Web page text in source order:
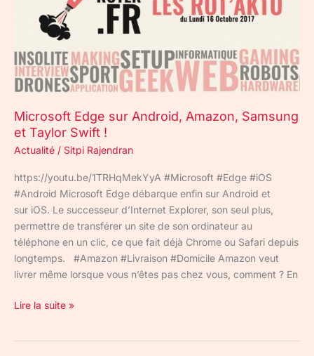
Microsoft Edge sur Android, Amazon, Samsung
et Taylor Swift !
Actualité / Sitpi Rajendran
https://youtu.be/1TRHqMekYyA #Microsoft #Edge #iOS
#Android Microsoft Edge débarque enfin sur Android et
sur iOS. Le successeur d’Internet Explorer, son seul plus,
permettre de transférer un site de son ordinateur au
téléphone en un clic, ce que fait déjà Chrome ou Safari depuis
longtemps. #Amazon #Livraison #Domicile Amazon veut
livrer même lorsque vous n’êtes pas chez vous, comment ? En
Samsung
Taylor
Swift
Lire la suite »